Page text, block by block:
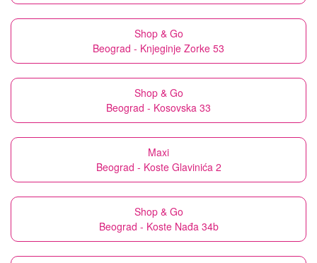
Shop & Go
Beograd - Knjeginje Zorke 53
Shop & Go
Beograd - Kosovska 33
Maxi
Beograd - Koste Glavinića 2
Shop & Go
Beograd - Koste Nađa 34b